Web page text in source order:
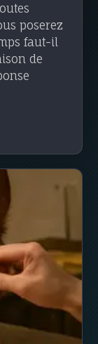
poserez
faut-il
de